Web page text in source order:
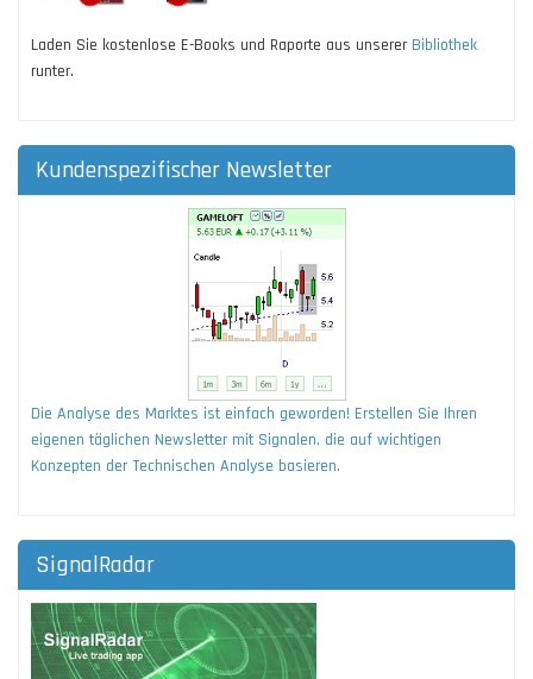
Laden Sie kostenlose E-Books und Raporte aus unserer Bibliothek
runter.
Kundenspezifischer Newsletter
Die Analyse des Marktes ist einfach geworden! Erstellen Sie Ihren
eigenen täglichen Newsletter mit Signalen, die auf wichtigen
Konzepten der Technischen Analyse basieren.
SignalRadar